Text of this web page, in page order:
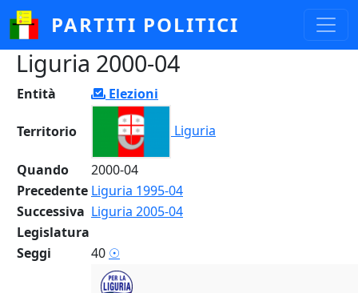
Salta al contenuto principale
PARTITI POLITICI
Liguria 2000-04
Entità Elezioni
Territorio Liguria
Quando
2000-04
Precedente Liguria 1995-04
Successiva Liguria 2005-04
Legislatura
Seggi
40 ☉